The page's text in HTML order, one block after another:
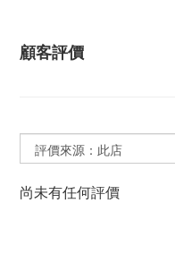
顧客評價
尚未有任何評價